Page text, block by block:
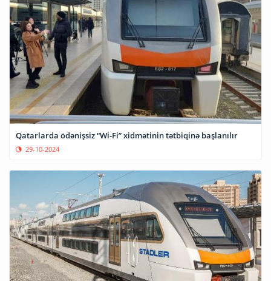
Qatarlarda ödənişsiz “Wi-Fi” xidmətinin tətbiqinə başlanılır
29-10-2024